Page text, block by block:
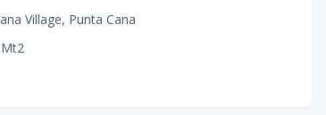
Village, Punta Cana
Mt2